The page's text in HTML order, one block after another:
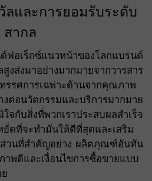
ลและการยอมรับระดับ
สากล
อเร็กซ์แนวหน้าของโลกแบรนด์
ส่งมาอย่างมากมายจากวารสาร
รรศการเฉพ่าะด้านจากคุณภาพ
ต่อนวัตกรรมและบริการมากมาย
บสิ่งที่พวกเราประสบผลสำเร็จ
ยั่ดที่จะทำมันให้ดีที่สุดและเสริม
ส่วนที่สำคัญอย่าง ผลิตภุณฑ์อันทัน
พดีและเงื่อนไขการซื้อขายแบบ